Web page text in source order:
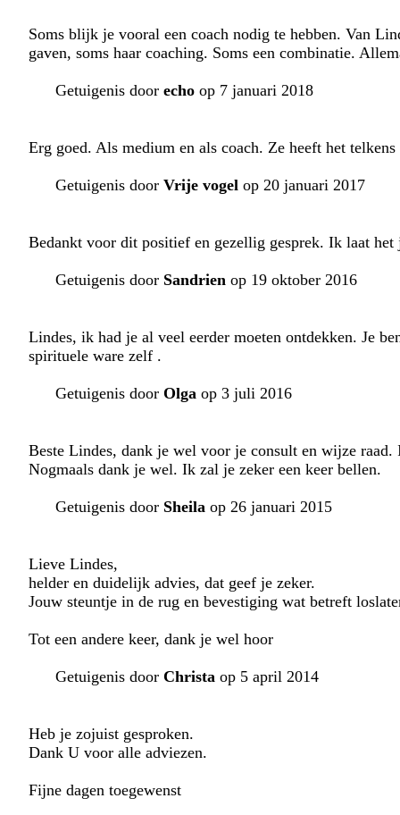
Soms blijk je vooral een coach nodig te hebben. Van
gaven, soms haar coaching. Soms een combinatie.
Getuigenis door echo op 7 januari 2018
Erg goed. Als medium en als coach. Ze heeft het
Getuigenis door Vrije vogel op 20 januari 2017
Bedankt voor dit positief en gezellig gesprek. Ik laat
Getuigenis door Sandrien op 19 oktober 2016
Lindes, ik had je al veel eerder moeten ontdekken. Je
spirituele ware zelf .
Getuigenis door Olga op 3 juli 2016
Beste Lindes, dank je wel voor je consult en wijze
Nogmaals dank je wel. Ik zal je zeker een keer bellen.
Getuigenis door Sheila op 26 januari 2015
Lieve Lindes,
helder en duidelijk advies, dat geef je zeker.
Jouw steuntje in de rug en bevestiging wat betreft
Tot een andere keer, dank je wel hoor
Getuigenis door Christa op 5 april 2014
Heb je zojuist gesproken.
Dank U voor alle adviezen.
Fijne dagen toegewenst